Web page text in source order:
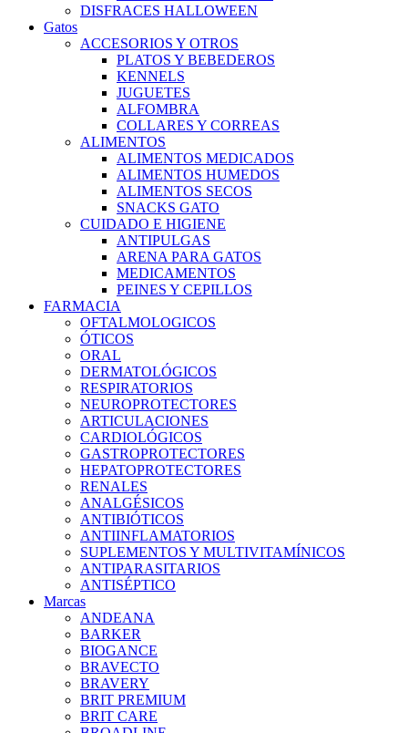
DISFRACES HALLOWEEN
Gatos
ACCESORIOS Y OTROS
PLATOS Y BEBEDEROS
KENNELS
JUGUETES
ALFOMBRA
COLLARES Y CORREAS
ALIMENTOS
ALIMENTOS MEDICADOS
ALIMENTOS HUMEDOS
ALIMENTOS SECOS
SNACKS GATO
CUIDADO E HIGIENE
ANTIPULGAS
ARENA PARA GATOS
MEDICAMENTOS
PEINES Y CEPILLOS
FARMACIA
OFTALMOLOGICOS
ÓTICOS
ORAL
DERMATOLÓGICOS
RESPIRATORIOS
NEUROPROTECTORES
ARTICULACIONES
CARDIOLÓGICOS
GASTROPROTECTORES
HEPATOPROTECTORES
RENALES
ANALGÉSICOS
ANTIBIÓTICOS
ANTIINFLAMATORIOS
SUPLEMENTOS Y MULTIVITAMÍNICOS
ANTIPARASITARIOS
ANTISÉPTICO
Marcas
ANDEANA
BARKER
BIOGANCE
BRAVECTO
BRAVERY
BRIT PREMIUM
BRIT CARE